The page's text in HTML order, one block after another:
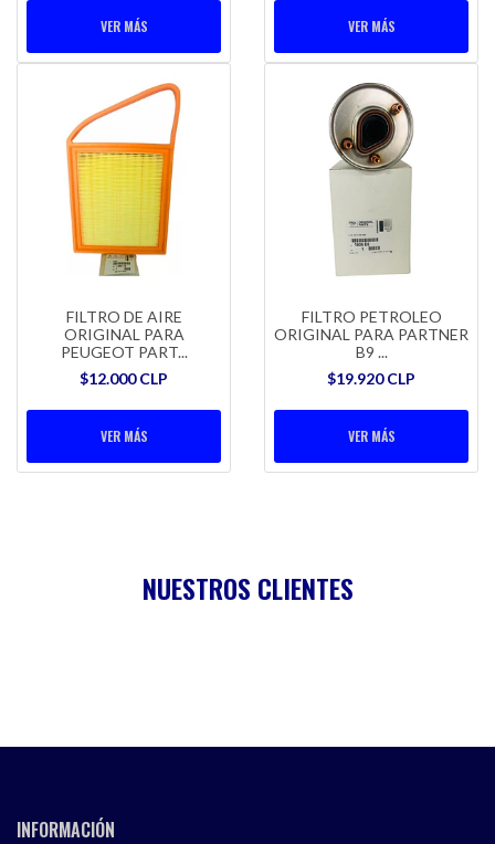
VER MÁS VER MÁS
FILTRO DE AIRE
ORIGINAL PARA
PEUGEOT PART...
$12.000 CLP
VER MÁS
FILTRO PETROLEO
ORIGINAL PARA PARTNER
B9 ...
$19.920 CLP
VER MÁS
NUESTROS CLIENTES
INFORMACIÓN